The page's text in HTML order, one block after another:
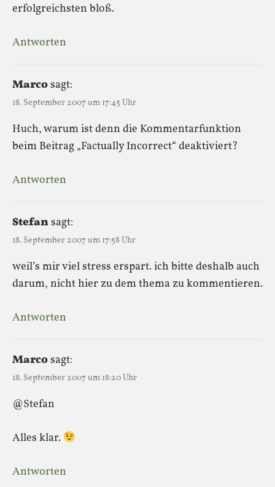
erfolgreichsten bloß.
Antworten
Marcosagt:
18. September 2007 um 17:45 Uhr
Huch, warum ist denn die Kommentarfunktion
beim Beitrag „Factually Incorrect“ deaktiviert?
Antworten
Stefansagt:
18. September 2007 um 17:58 Uhr
weil’s mir viel stress erspart. ich bitte deshalb auch
darum, nicht hier zu dem thema zu kommentieren.
Antworten
Marcosagt:
18. September 2007 um 18:20 Uhr
@Stefan
Alles klar.
Antworten